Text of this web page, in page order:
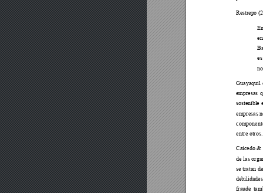
Restrepo
En
Guayaquil
empresas
sostenible
empresas
entre otros.
Caicedo &
de las
se tratan
debili
fraude